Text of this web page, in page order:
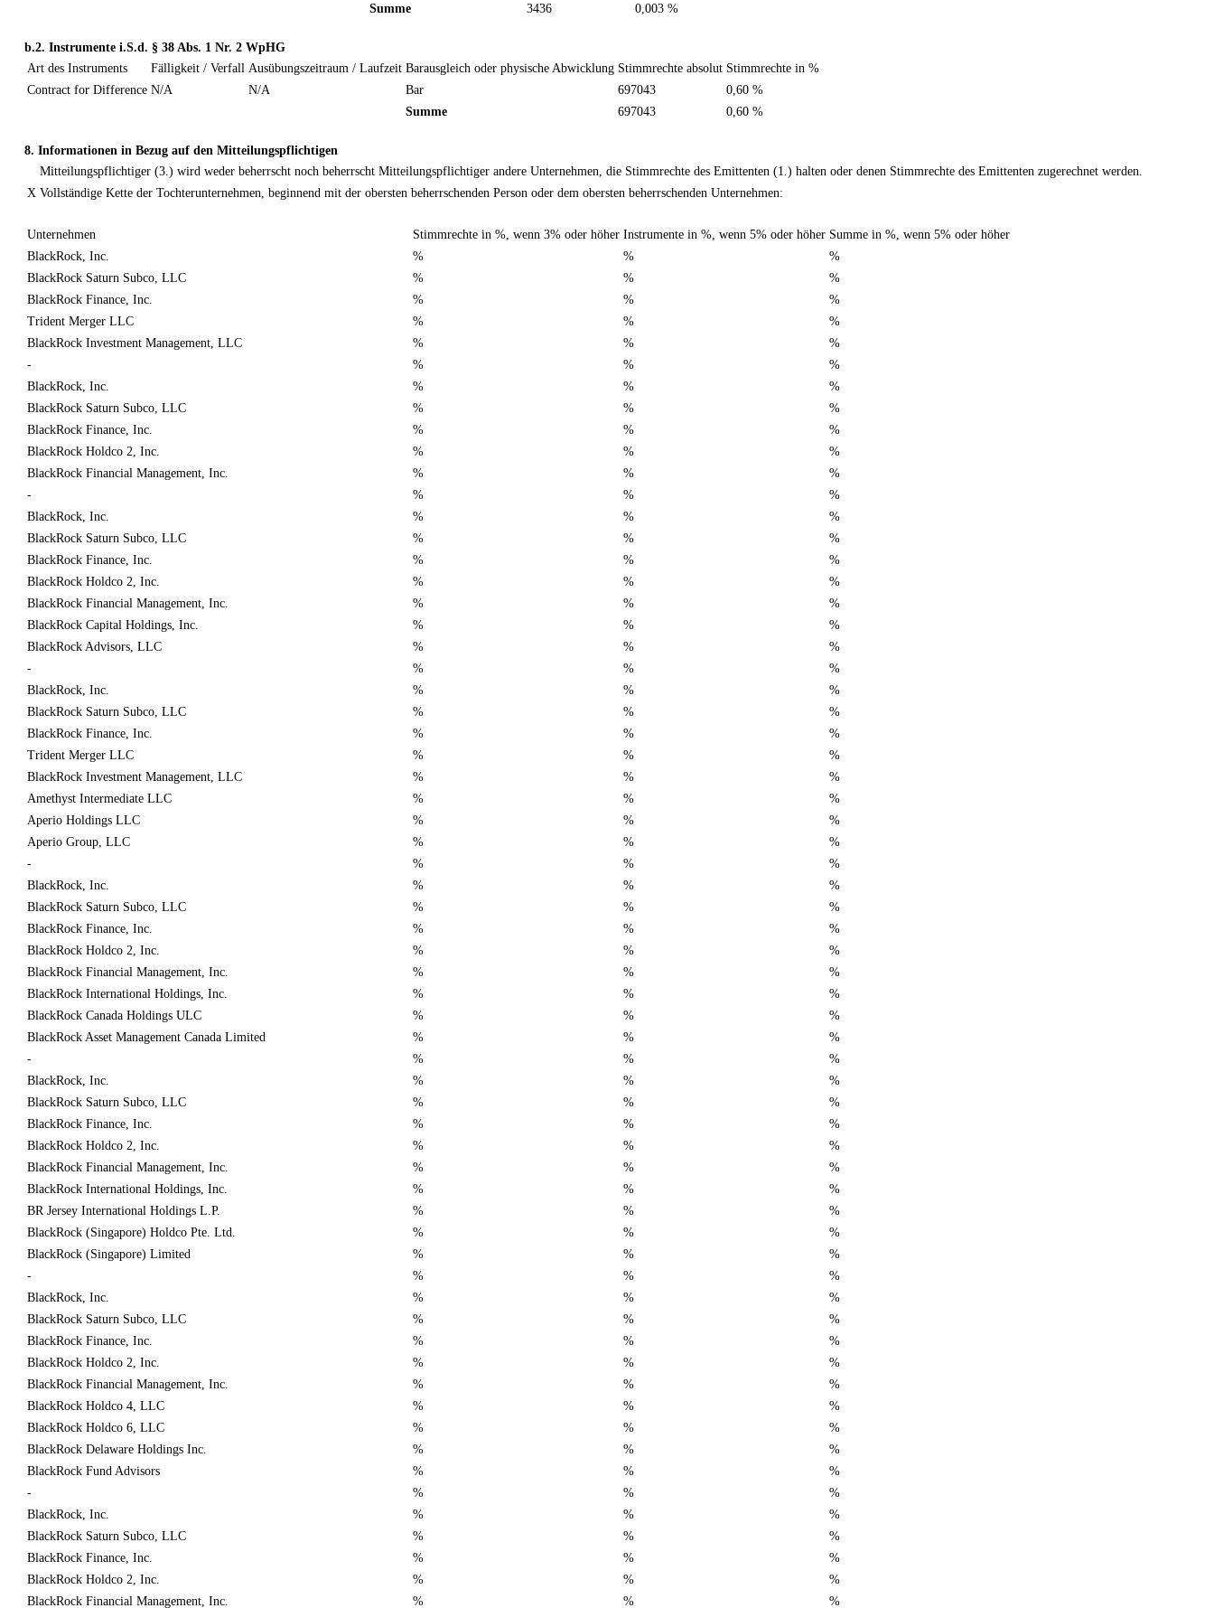
Summe
3436 0,003 %
b.2. Instrumente i.S.d. § 38 Abs. 1 Nr. 2 WpHG
Art des Instruments
Fälligkeit / Verfall Ausübungszeitraum / Laufzeit Barausgleich oder physische Abwicklung Stimmrechte absolut Stimmrechte in %
Contract for Difference N/A N/A Bar 697043
0,60 %
Summe
697043 0,60 %
8. Informationen in Bezug auf den Mitteilungspflichtigen
Mitteilungspflichtiger (3.) wird weder beherrscht noch beherrscht Mitteilungspflichtiger andere Unternehmen, die Stimmrechte des Emittenten (1.) halten oder denen Stimmrechte des Emittenten zugerechnet werden.
X Vollständige Kette der Tochterunternehmen, beginnend mit der obersten beherrschenden Person oder dem obersten beherrschenden Unternehmen:
Unternehmen Stimmrechte in %, wenn 3% oder höher Instrumente in %, wenn 5% oder höher Summe in %, wenn 5% oder höher
BlackRock, Inc.
% %
%
BlackRock Saturn Subco, LLC
% %
%
BlackRock Finance, Inc.
% %
%
Trident Merger LLC
% %
%
BlackRock Investment Management, LLC
% %
%
-
% %
%
BlackRock, Inc.
% %
%
BlackRock Saturn Subco, LLC
% %
%
BlackRock Finance, Inc.
% %
%
BlackRock Holdco 2, Inc.
% %
%
BlackRock Financial Management, Inc.
% %
%
-
% %
%
BlackRock, Inc.
% %
%
BlackRock Saturn Subco, LLC
% %
%
BlackRock Finance, Inc.
% %
%
BlackRock Holdco 2, Inc.
% %
%
BlackRock Financial Management, Inc.
% %
%
BlackRock Capital Holdings, Inc.
% %
%
BlackRock Advisors, LLC
% %
%
-
% %
%
BlackRock, Inc.
% %
%
BlackRock Saturn Subco, LLC
% %
%
BlackRock Finance, Inc.
% %
%
Trident Merger LLC
% %
%
BlackRock Investment Management, LLC
% %
%
Amethyst Intermediate LLC
% %
%
Aperio Holdings LLC
% %
%
Aperio Group, LLC
% %
%
-
% %
%
BlackRock, Inc.
% %
%
BlackRock Saturn Subco, LLC
% %
%
BlackRock Finance, Inc.
% %
%
BlackRock Holdco 2, Inc.
% %
%
BlackRock Financial Management, Inc.
% %
%
BlackRock International Holdings, Inc.
% %
%
BlackRock Canada Holdings ULC
% %
%
BlackRock Asset Management Canada Limited
% %
%
-
% %
%
BlackRock, Inc.
% %
%
BlackRock Saturn Subco, LLC
% %
%
BlackRock Finance, Inc.
% %
%
BlackRock Holdco 2, Inc.
% %
%
BlackRock Financial Management, Inc.
% %
%
BlackRock International Holdings, Inc.
% %
%
BR Jersey International Holdings L.P.
% %
%
BlackRock (Singapore) Holdco Pte. Ltd.
% %
%
BlackRock (Singapore) Limited
% %
%
-
% %
%
BlackRock, Inc.
% %
%
BlackRock Saturn Subco, LLC
% %
%
BlackRock Finance, Inc.
% %
%
BlackRock Holdco 2, Inc.
% %
%
BlackRock Financial Management, Inc.
% %
%
BlackRock Holdco 4, LLC
% %
%
BlackRock Holdco 6, LLC
% %
%
BlackRock Delaware Holdings Inc.
% %
%
BlackRock Fund Advisors
% %
%
-
% %
%
BlackRock, Inc.
% %
%
BlackRock Saturn Subco, LLC
% %
%
BlackRock Finance, Inc.
% %
%
BlackRock Holdco 2, Inc.
% %
%
BlackRock Financial Management, Inc.
% % %